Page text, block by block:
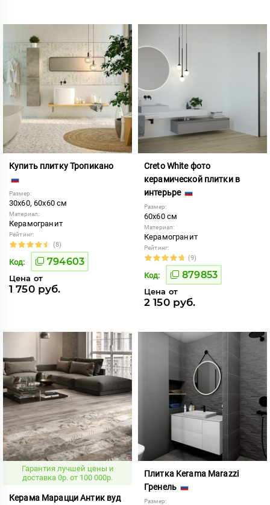
Купить плитку Тропикано
Размер:
30x60, 60x60 см
Материал:
Керамогранит
Рейтинг:
(8)
Код: 794603
Цена от
1 750 руб.
Creto White фото
керамической плитки в
интерьре
Размер:
60x60 см
Материал:
Керамогранит
Рейтинг:
(9)
Код: 879853
Цена от
2 150 руб.
Гарантия лучшей цены и
доставка 0р. от 100 000р.
Керама Марацци Антик вуд
Плитка Kerama Marazzi
Гренель
Размер: